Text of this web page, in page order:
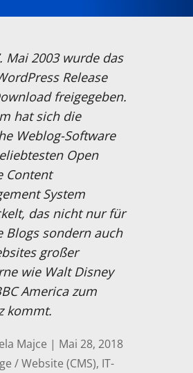
Mai 2003 wurde das
Release
freigegeben.
hat sich die
Weblog-Software
Open
Content
System
das nicht nur für
Blogs sondern auch
großer
wie Walt Disney
America zum
kommt.
Majce | Mai 28, 2018
/ Website (CMS), IT-